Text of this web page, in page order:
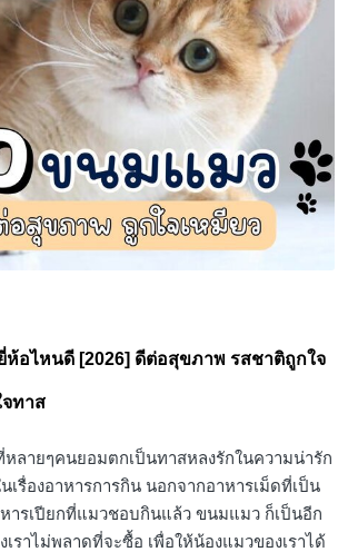
ห้อไหนดี [2026] ดีต่อสุขภาพ รสชาติถูกใจ
จทาส
หลายๆคนยอมตกเป็นทาสหลงรักในความน่ารัก
เรื่องอาหารการกิน นอกจากอาหารเม็ดที่เป็น
ารเปียกที่แมวชอบกินแล้ว ขนมแมว ก็เป็นอีก
เราไม่พลาดที่จะซื้อ เพื่อให้น้องแมวของเราได้